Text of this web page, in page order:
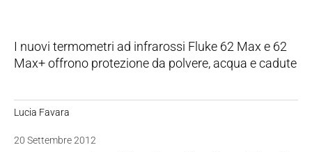
I nuovi termometri ad infrarossi Fluke 62 Max e 62
Max+ offrono protezione da polvere, acqua e cadute
Lucia Favara
20 Settembre 2012